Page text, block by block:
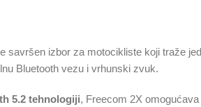
savršen izbor za motocikliste koji traže
Bluetooth vezu i vrhunski zvuk.
5.2 tehnologiji, Freecom 2X